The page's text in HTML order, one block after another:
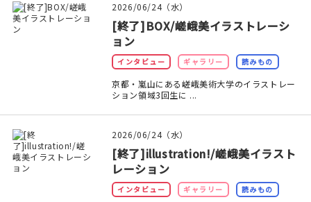
おすすめ特集
おしらせ
2026/06/24（水）
[終了]BOX/嵯峨美イラストレーシ
ョン
インタビュー ギャラリー 読みもの
京都・嵐山にある嵯峨美術大学のイラストレー
ション領域3回生に ...
2026/06/24（水）
[終了]illustration!/嵯峨美イラスト
レーション
インタビュー ギャラリー 読みもの